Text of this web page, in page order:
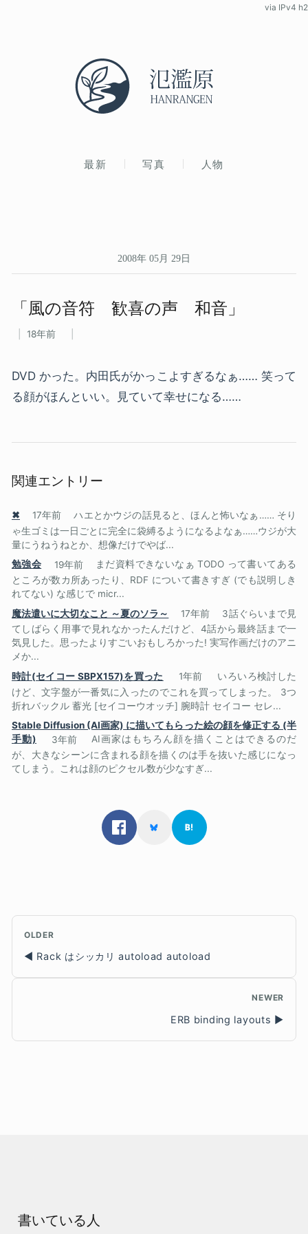
最新 写真 人物
via IPv4 h2
2008年 05月 29日
「風の​音符 歓喜の​声 和音」
18年前
DVD かった。内田氏がかっこよすぎるなぁ…… 笑って
る顔がほんといい。見ていて幸せになる……
関連エントリー
✖ 17年前
ハエとかウジの話見ると、ほんと怖いなぁ…… そり
ゃ生ゴミは一日ごとに完全に袋縛るようになるよなぁ……ウジが大
量にうねうねとか、想像だけでやば...
勉強会
19年前
まだ資料できないなぁ TODO って書いてある
ところが数カ所あったり、RDF について書きすぎ (でも説明しき
れてない) な感じで micr...
魔法遣いに大切なこと ～夏のソラ～
17年前
3話ぐらいまで見
てしばらく用事で見れなかったんだけど、4話から最終話まで一
気見した。思ったよりすごいおもしろかった! 実写作画だけのアニ
メか...
時計(セイコー SBPX157)を買った
1年前
いろいろ検討した
けど、文字盤が一番気に入ったのでこれを買ってしまった。 3つ
折れバックル 蓄光 [セイコーウオッチ] 腕時計 セイコー セレ...
Stable Diffusion (AI画家) に描いてもらった絵の顔を修正する (半
手動)
3年前
AI画家はもちろん顔を描くことはできるのだ
が、大きなシーンに含まれる顔を描くのは手を抜いた感じになっ
てしまう。これは顔のピクセル数が少なすぎ...
OLDER
Rack はシッカリ autoload autoload
NEWER
ERB binding layouts
書いている人